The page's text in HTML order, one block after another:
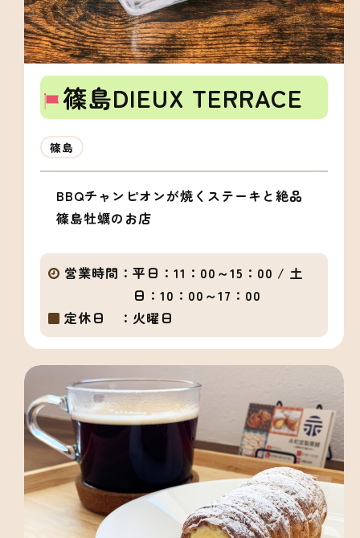
篠島DIEUX TERRACE
篠島
BBQチャンピオンが焼くステーキと絶品
篠島牡蠣のお店
営業時間： 平日：11：00～15：00 / 土
日：10：00～17：00
定休日 ： 火曜日